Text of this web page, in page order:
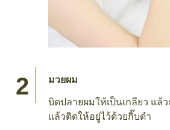
มวยผม
บิดปลายผมให้เป็นเกลียว แล้
แล้วติดให้อยู่ไว้ด้วยกิ๊บดำ